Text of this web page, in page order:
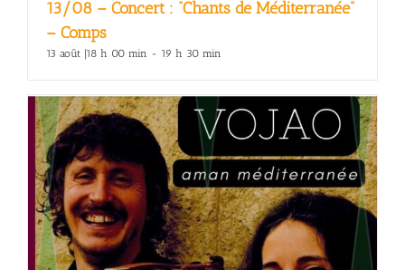
13/08 – Concert : “Chants de Méditerranée”
– Comps
13 août |18 h 00 min - 19 h 30 min